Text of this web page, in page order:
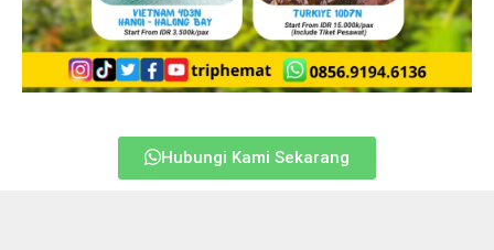
Hubungi Kami Sekarang